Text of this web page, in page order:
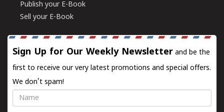
Publish your E-Book
Sell your E-Book
Sign Up for Our Weekly Newsletter and be the
first to receive our very latest promotions and special offers.
We don't spam!
Name